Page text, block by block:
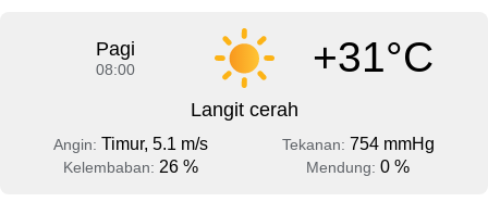
Pagi
08:00 +31°C
Langit cerah
Angin: Timur, 5.1 m/s Tekanan: 754 mmHg
Kelembaban: 26 % Mendung: 0 %